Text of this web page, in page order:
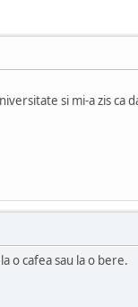
si mi-a zis
o cafea sau la o bere.